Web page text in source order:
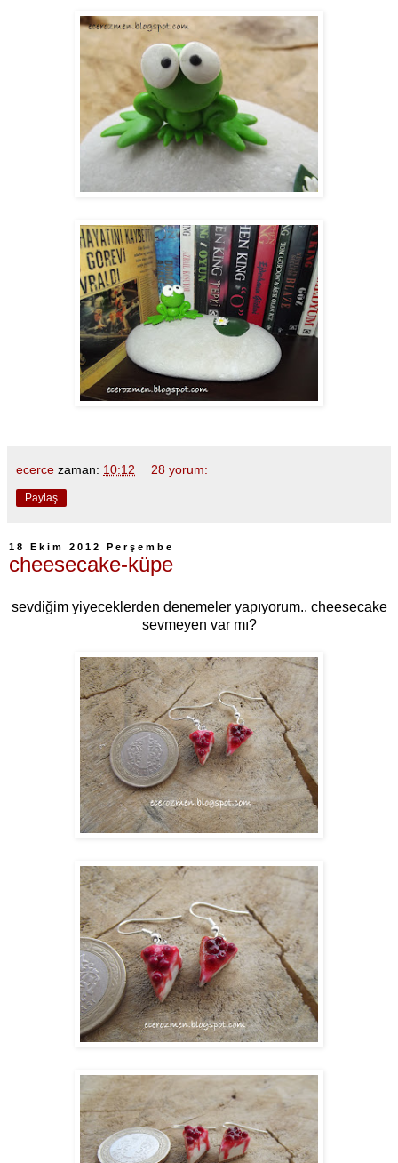
ecerce zaman: 10:12 28 yorum:
Paylaş
18 Ekim 2012 Perşembe
cheesecake-küpe
sevdiğim yiyeceklerden denemeler yapıyorum.. cheesecake
sevmeyen var mı?